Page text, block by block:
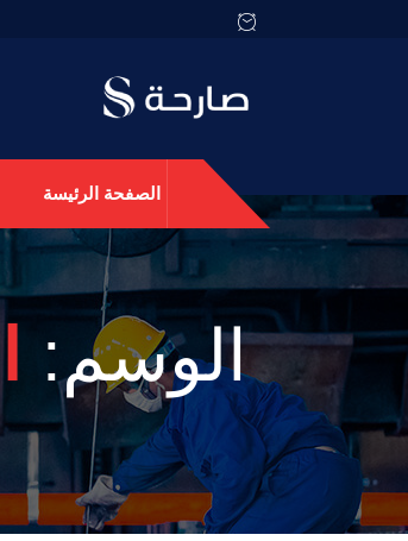
الصفحة الرئيسة
الوسم: